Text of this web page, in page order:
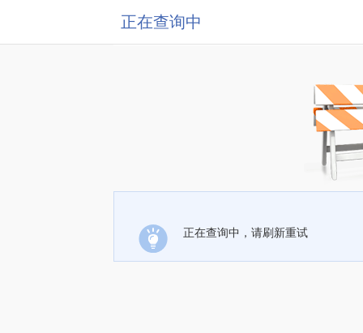
正在查询中
正在查询中，请刷新重试